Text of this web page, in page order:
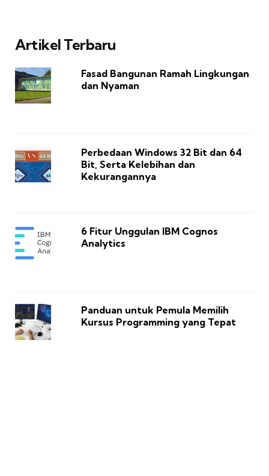
Artikel Terbaru
Fasad Bangunan Ramah Lingkungan
dan Nyaman
Perbedaan Windows 32 Bit dan 64
Bit, Serta Kelebihan dan
Kekurangannya
6 Fitur Unggulan IBM Cognos
Analytics
Panduan untuk Pemula Memilih
Kursus Programming yang Tepat